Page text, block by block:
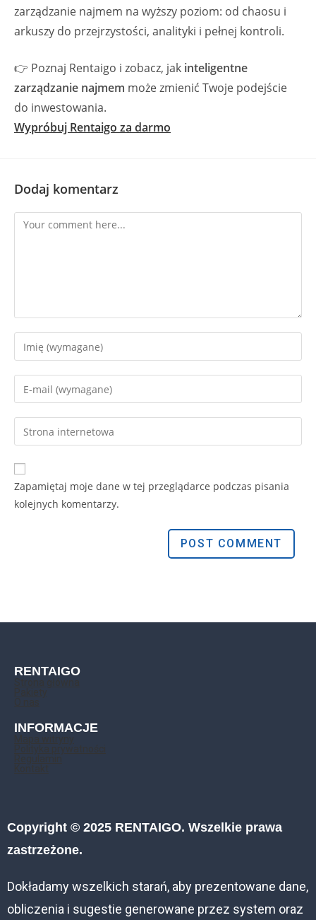
zarządzanie najmem na wyższy poziom: od chaosu i
arkuszy do przejrzystości, analityki i pełnej kontroli.
👉 Poznaj Rentaigo i zobacz, jak inteligentne
zarządzanie najmem może zmienić Twoje podejście
do inwestowania.
Wypróbuj Rentaigo za darmo
Dodaj komentarz
Zapamiętaj moje dane w tej przeglądarce podczas pisania
kolejnych komentarzy.
RENTAIGO
INFORMACJE
Copyright © 2025 RENTAIGO. Wszelkie prawa
zastrzeżone.
Dokładamy wszelkich starań, aby prezentowane dane,
obliczenia i sugestie generowane przez system oraz